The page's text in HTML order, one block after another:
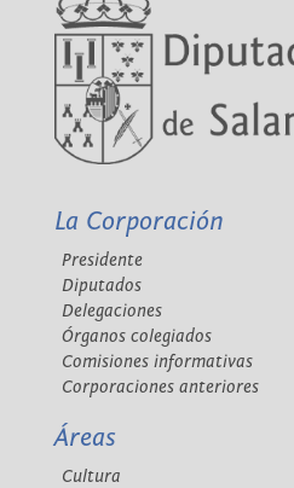
La Corporación
Presidente
Diputados
Delegaciones
Órganos colegiados
Comisiones informativas
Corporaciones anteriores
Áreas
Cultura